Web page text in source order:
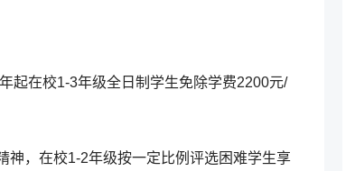
在校1-3年级全日制学生免除学费2200元/
，在校1-2年级按一定比例评选困难学生享